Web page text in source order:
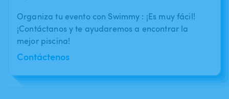
Organiza tu evento con Swimmy : ¡Es muy fácil!
¡Contáctanos y te ayudaremos a encontrar la
mejor piscina!
Contáctenos